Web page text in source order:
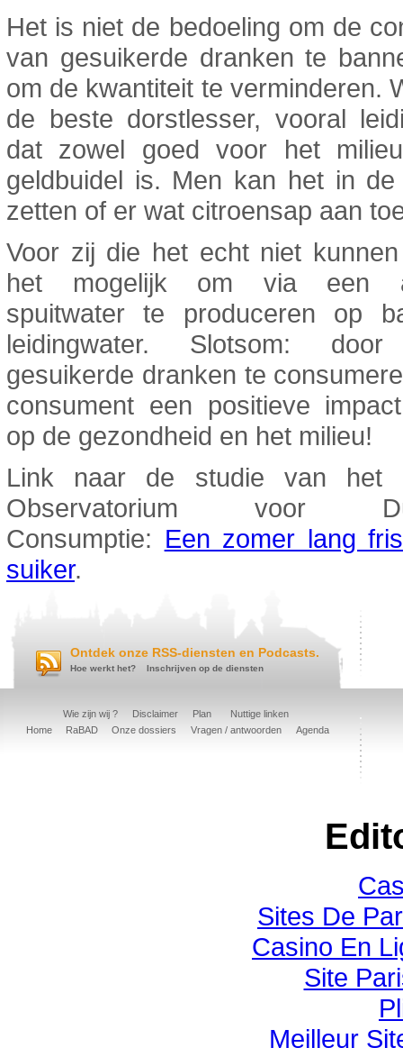
Het is niet de bedoeling om de
van gesuikerde dranken te
om de kwantiteit te verminderen.
de beste dorstlesser, vooral
dat zowel goed voor het
geldbuidel is. Men kan het in de
zetten of er wat citroensap aan
Voor zij die het echt niet
het mogelijk om via een
spuitwater te produceren op
leidingwater. Slotsom:
gesuikerde dranken te
consument een positieve
op de gezondheid en het milieu!
Link naar de studie van het
Observatorium voor
Consumptie: Een zomer lang
suiker.
Ontdek onze RSS-diensten en Podcasts.
Hoe werkt het? Inschrijven op de diensten
Wie zijn wij ? Disclaimer Plan
Nuttige linken
Home
RaBAD Onze dossiers Vragen / antwoorden Agenda
Sites De
Casino En
Site
Meilleur